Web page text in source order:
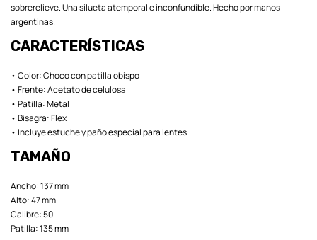
sobrerelieve. Una silueta atemporal e inconfundible. Hecho por manos
argentinas.
CARACTERÍSTICAS
• Color: Choco con patilla obispo
• Frente: Acetato de celulosa
• Patilla: Metal
• Bisagra: Flex
• Incluye estuche y paño especial para lentes
TAMAÑO
Ancho: 137 mm
Alto: 47 mm
Calibre: 50
Patilla: 135 mm